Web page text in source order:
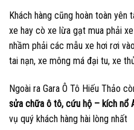
Khách hàng cũng hoàn toàn
xe hay cò xe lừa gạt mua phải
nhầm phải các mẫu xe hơi rơi
tai nạn, xe mông má đại tu, xe
Ngoài ra Gara Ô Tô Hiếu Thảo
sửa chữa ô tô, cứu hộ – kích nổ
vụ quý khách hàng hài lòng nhất